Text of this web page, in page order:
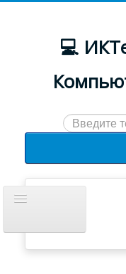
💻
Искать...
навигацию